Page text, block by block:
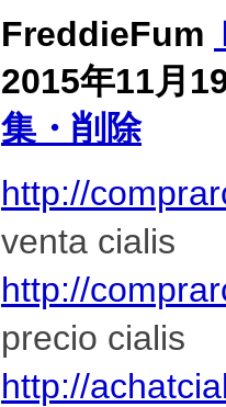
FreddieFum
2015年11月
集・削除
http://
venta cialis
http://
precio cialis
http://